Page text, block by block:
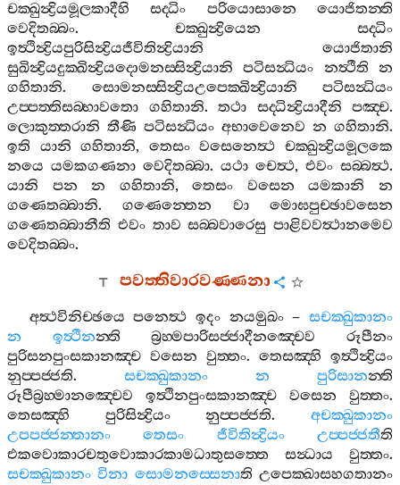
චක‍්ඛුන්‍ද්‍රියමූලකාදීහි
සද‍්ධිං පරියොසානෙ
යොජිතන‍්ති
වෙදිතබ‍්බං. චක‍්ඛුන්‍ද්‍රියෙන
සද‍්ධිං
ඉත්‍ථින්‍ද්‍රියපුරිසින්‍ද්‍රියජීවිතින්‍ද්‍රියානි
යොජිතානි
සුඛින්‍ද්‍රියදුක‍්ඛින්‍ද්‍රියදොමනස‍්සින්‍ද්‍රියානි
පටිසන්‍ධියං නත්‍ථීති
න
ගහිතානි. සොමනස‍්සින්‍ද්‍රියඋපෙක‍්ඛින්‍ද්‍රියානි
පටිසන්‍ධියං
උප‍්පත‍්තිසබ‍්භාවතො
ගහිතානි. තථා සද‍්ධින්‍ද්‍රියාදීනි පඤ‍්ච.
ලොකුත‍්තරානි තීණි පටිසන්‍ධියං අභාවෙනෙව න ගහිතානි.
ඉති
යානි ගහිතානි, තෙසං වසෙනෙත්‍ථ චක‍්ඛුන්‍ද්‍රියමූලකෙ
නයෙ යමකගණනා වෙදිතබ‍්බා. යථා චෙත්‍ථ, එවං සබ‍්බත්‍ථ.
යානි
පන න ගහිතානි,තෙසං වසෙන යමකානි
න
ගණෙතබ‍්බානි.ගණෙන‍්තෙන වා
මොඝපුච‍්ඡාවසෙන
ගණෙතබ‍්බානීති එවං තාව සබ‍්බවාරෙසු පාළිවවත්‍ථානමෙව
වෙදිතබ‍්බං.
පවත‍්තිවාරවණ‍්ණනා
අත්‍ථවිනිච‍්ඡයෙ පනෙත්‍ථ ඉදං නයමුඛං–සචක‍්ඛුකානං
න
ඉත්‍ථීනන‍්ති බ්‍රහ‍්මපාරිසජ‍්ජාදීනඤ‍්චෙව
රූපීනං
පුරිසනපුංසකානඤ‍්ච වසෙන වුත‍්තං. තෙසඤ‍්හි ඉත්‍ථින්‍ද්‍රියං
නුප‍්පජ‍්ජති. සචක‍්ඛුකානං න පුරිසානන‍්ති
රූපීබ්‍රහ‍්මානඤ‍්චෙව
ඉත්‍ථිනපුංසකානඤ‍්ච වසෙන වුත‍්තං.
තෙසඤ‍්හි
පුරිසින්‍ද්‍රියං නුප‍්පජ‍්ජති.අචක‍්ඛුකානං
උපපජ‍්ජන‍්තානං
තෙසං ජීවිතින්‍ද්‍රියං උප‍්පජ‍්ජතීති
එකවොකාරචතුවොකාරකාමධාතුසත‍්තෙ
සන්‍ධාය වුත‍්තං.
සචක‍්ඛුකානං විනා සොමනස‍්සෙනාති උපෙක‍්ඛාසහගතානං